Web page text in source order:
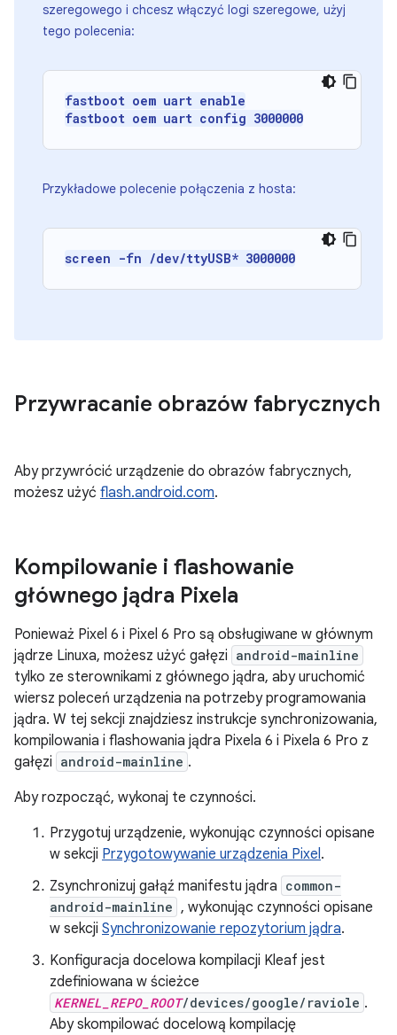
szeregowego i chcesz włączyć logi szeregowe, użyj
tego polecenia:
fastboot oem uart enable
fastboot oem uart config 3000000
Przykładowe polecenie połączenia z hosta:
screen -fn /dev/ttyUSB* 3000000
Przywracanie obrazów fabrycznych
Aby przywrócić urządzenie do obrazów fabrycznych,
możesz użyć flash.android.com.
Kompilowanie i flashowanie
głównego jądra Pixela
Ponieważ Pixel 6 i Pixel 6 Pro są obsługiwane w głównym
jądrze Linuxa, możesz użyć gałęzi android-mainline
tylko ze sterownikami z głównego jądra, aby uruchomić
wiersz poleceń urządzenia na potrzeby programowania
jądra. W tej sekcji znajdziesz instrukcje synchronizowania,
kompilowania i flashowania jądra Pixela 6 i Pixela 6 Pro z
gałęzi android-mainline .
Aby rozpocząć, wykonaj te czynności.
Przygotuj urządzenie, wykonując czynności opisane
w sekcji Przygotowywanie urządzenia Pixel .
Zsynchronizuj gałąź manifestu jądra common-
android-mainline , wykonując czynności opisane
w sekcji Synchronizowanie repozytorium jądra.
Konfiguracja docelowa kompilacji Kleaf jest
zdefiniowana w ścieżce
KERNEL_REPO_ROOT/devices/google/raviole .
Aby skompilować docelową kompilację